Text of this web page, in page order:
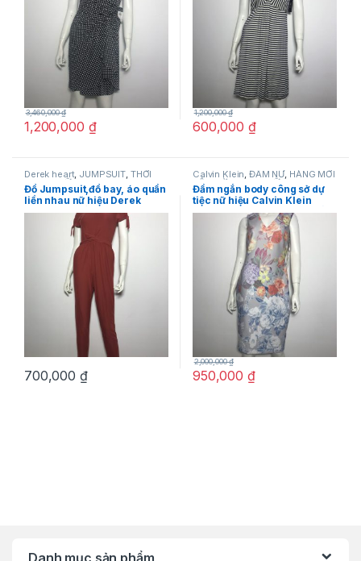
1,200,000 ₫
3,460,000₫
600,000 ₫
1,200,000₫
Derek heart, JUMPSUIT THỜI
TRANG NỮ
Đồ Jumpsuit,đồ bay, áo quần
liền nhau nữ hiệu Derek
heart tay ngắn có nơ màu
nâu đỏ size S chính hãng
700,000 ₫
Calvin Klein ,ĐẦM NỮ, HÀNG MỚI
VỀ, THỜI TRANG NỮ
Đầm ngắn body công sở dự
tiệc nữ hiệu Calvin Klein
không tay màu xám họa tiết
hoa nhiều màu size 6 chính
950,000 ₫
2,000,000₫
Danh mục sản phẩm